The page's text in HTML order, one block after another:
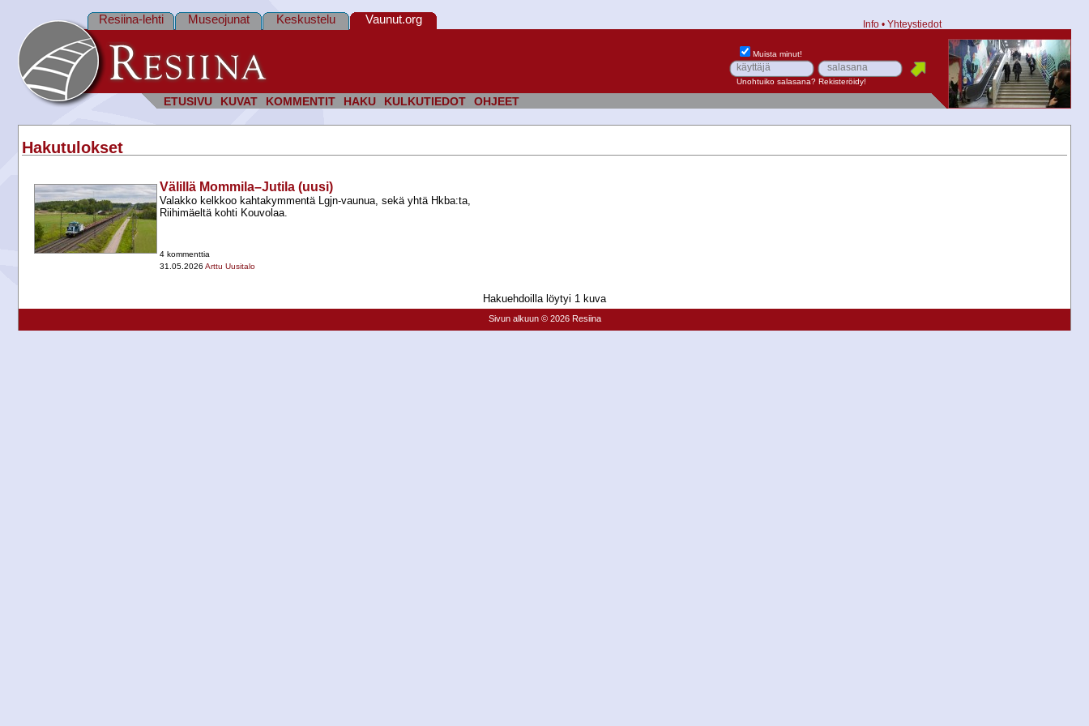
ETUSIVU KUVAT KOMMENTIT HAKU KULKUTIEDOT OHJEET
Resiina-lehti Museojunat Keskustelu Vaunut.org Info • Yhteystiedot
Muista minut!
Unohtuiko salasana? Rekisteröidy!
Hakutulokset
Välillä Mommila–Jutila (uusi)
Valakko kelkkoo kahtakymmentä Lgjn-​vaunua, sekä yhtä Hkba:ta,
Riihimäeltä kohti Kouvolaa.
4 kommenttia
31.05.2026 Arttu Uusitalo
Hakuehdoilla löytyi 1 kuva
Sivun alkuun © 2026 Resiina